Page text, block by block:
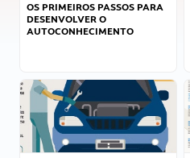
OS PRIMEIROS PASSOS PARA
DESENVOLVER O
AUTOCONHECIMENTO